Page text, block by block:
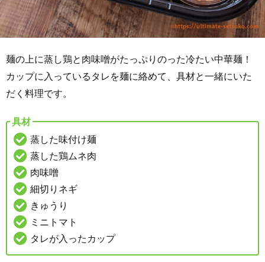
麺の上に蒸し鶏と肉味噌がたっぷりのった冷たい中華麺！
カップに入っているタレを麺に絡めて、具材と一緒にいた
だく料理です。
具材
蒸した味付け麺
蒸した鶏ムネ肉
肉味噌
細切りネギ
きゅうり
ミニトマト
タレが入ったカップ